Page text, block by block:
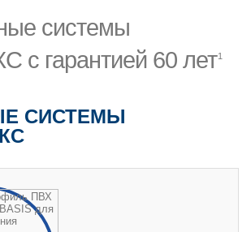
системы
с гарантией 60 лет1
СИСТЕМЫ